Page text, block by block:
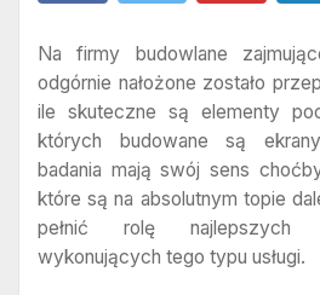
Na firmy budowlane
odgórnie nałożone zostało
ile skuteczne są elementy
których budowane są
badania mają swój sens
które są na absolutnym topie
pełnić rolę najlepszych
wykonujących tego typu usługi.